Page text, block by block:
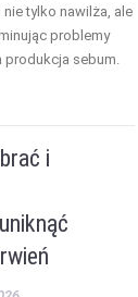
tylko nawilża, ale
problemy
produkcja sebum.
i